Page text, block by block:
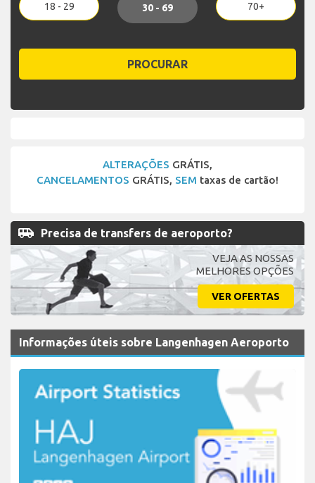
18 - 29 30 - 69 70+
PROCURAR
ALTERAÇÕES GRÁTIS,
CANCELAMENTOS GRÁTIS, SEM taxas de cartão!
airport_shuttle Precisa de transfers de aeroporto?
VEJA AS NOSSAS
MELHORES OPÇÕES
VER OFERTAS
Informações úteis sobre Langenhagen Aeroporto